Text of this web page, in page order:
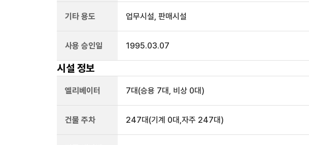
기타 용도 업무시설, 판매시설
사용 승인일 1995.03.07
시설 정보
엘리베이터 7대 (승용 7대, 비상 0대)
건물 주차 247대 (기계 0대,자주 247대)